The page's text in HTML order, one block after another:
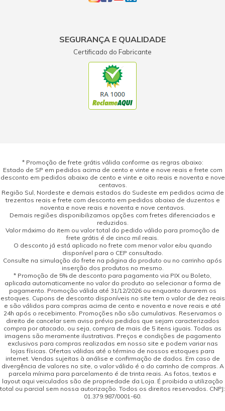
SEGURANÇA E QUALIDADE
Certificado do Fabricante
* Promoção de frete grátis válida conforme as regras abaixo:
Estado de SP em pedidos acima de cento e vinte e nove reais e frete com
desconto em pedidos abaixo de cento e vinte e oito reais e noventa e nove
centavos.
Região Sul, Nordeste e demais estados do Sudeste em pedidos acima de
trezentos reais e frete com desconto em pedidos abaixo de duzentos e
noventa e nove reais e noventa e nove centavos.
Demais regiões disponibilizamos opções com fretes diferenciados e
reduzidos.
Valor máximo do item ou valor total do pedido válido para promoção de
frete grátis é de cinco mil reais.
O desconto já está aplicado no frete com menor valor e/ou quando
disponível para o CEP consultado.
Consulte na simulação do frete na página do produto ou no carrinho após
inserção dos produtos no mesmo.
* Promoção de 5% de desconto para pagamento via PIX ou Boleto,
aplicada automaticamente no valor do produto ao selecionar a forma de
pagamento. Promoção válida até 31/12/2026 ou enquanto durarem os
estoques. Cupons de desconto disponíveis no site tem o valor de dez reais
e são válidos para compras acima de cento e noventa e nove reais e até
24h após o recebimento. Promoções não são cumulativas. Reservamos o
direito de cancelar sem aviso prévio pedidos que sejam caracterizados
compra por atacado, ou seja, compra de mais de 5 itens iguais. Todas as
imagens são meramente ilustrativas. Preços e condições de pagamento
exclusivos para compras realizadas em nosso site e podem variar nas
lojas físicas. Ofertas válidas até o término de nossos estoques para
internet. Vendas sujeitas à análise e confirmação de dados. Em caso de
divergência de valores no site, o valor válido é o do carrinho de compras. A
parcela mínima para parcelamento é de trinta reais. As fotos, textos e
layout aqui veiculados são de propriedade da Loja. É proibida a utilização
total ou parcial sem nossa autorização. Todos os direitos reservados. CNPJ:
01.379.987/0001-60.